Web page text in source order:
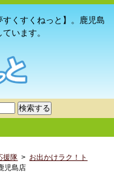
くすくねっと】。鹿児島
います。
検索する
援隊 > お出かけラク！ト
島店